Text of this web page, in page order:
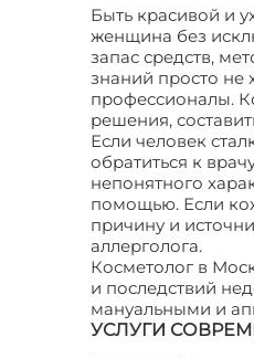
Быть красивой и
женщина без
запас средств,
знаний просто не
профессионалы.
решения,
Если человек
обратиться к
непонятного
помощью. Если
причину и
аллерголога.
Косметолог в
и последствий
мануальными и
УСЛУГИ